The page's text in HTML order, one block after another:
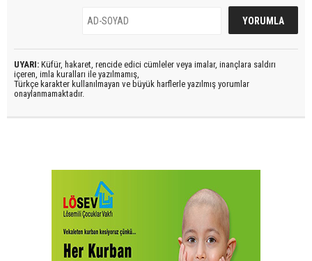
UYARI: Küfür, hakaret, rencide edici cümleler veya imalar, inançlara saldırı
içeren, imla kuralları ile yazılmamış,
Türkçe karakter kullanılmayan ve büyük harflerle yazılmış yorumlar
onaylanmamaktadır.